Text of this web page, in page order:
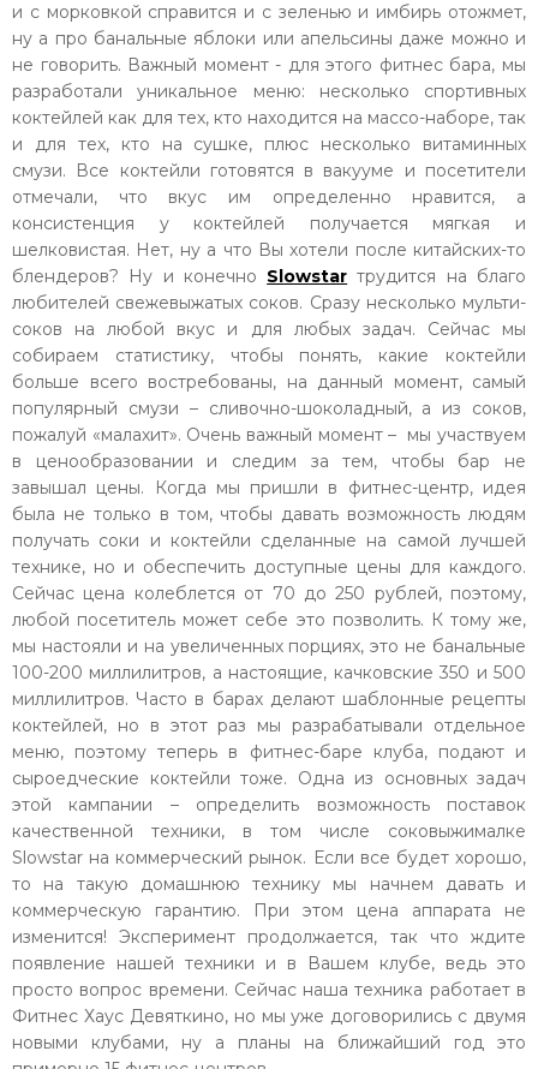
и с морковкой справится и с зеленью и имбирь отожмет,
ну а про банальные яблоки или апельсины даже можно и
не говорить. Важный момент - для этого фитнес бара, мы
разработали уникальное меню: несколько спортивных
коктейлей как для тех, кто находится на массо-наборе, так
и для тех, кто на сушке, плюс несколько витаминных
смузи. Все коктейли готовятся в вакууме и посетители
отмечали, что вкус им определенно нравится, а
консистенция у коктейлей получается мягкая и
шелковистая. Нет, ну а что Вы хотели после китайских-то
блендеров? Ну и конечно Slowstar трудится на благо
любителей свежевыжатых соков. Cразу несколько мульти-
соков на любой вкус и для любых задач. Cейчас мы
собираем статистику, чтобы понять, какие коктейли
больше всего востребованы, на данный момент, самый
популярный смузи – сливочно-шоколадный, а из соков,
пожалуй «малахит». Очень важный момент – мы участвуем
в ценообразовании и следим за тем, чтобы бар не
завышал цены. Когда мы пришли в фитнес-центр, идея
была не только в том, чтобы давать возможность людям
получать соки и коктейли сделанные на самой лучшей
технике, но и обеспечить доступные цены для каждого.
Сейчас цена колеблется от 70 до 250 рублей, поэтому,
любой посетитель может себе это позволить. К тому же,
мы настояли и на увеличенных порциях, это не банальные
100-200 миллилитров, а настоящие, качковские 350 и 500
миллилитров. Часто в барах делают шаблонные рецепты
коктейлей, но в этот раз мы разрабатывали отдельное
меню, поэтому теперь в фитнес-баре клуба, подают и
сыроедческие коктейли тоже. Одна из основных задач
этой кампании – определить возможность поставок
качественной техники, в том числе соковыжималке
Slowstar на коммерческий рынок. Если все будет хорошо,
то на такую домашнюю технику мы начнем давать и
коммерческую гарантию. При этом цена аппарата не
изменится! Эксперимент продолжается, так что ждите
появление нашей техники и в Вашем клубе, ведь это
просто вопрос времени. Сейчас наша техника работает в
Фитнес Хаус Девяткино, но мы уже договорились с двумя
новыми клубами, ну а планы на ближайший год это